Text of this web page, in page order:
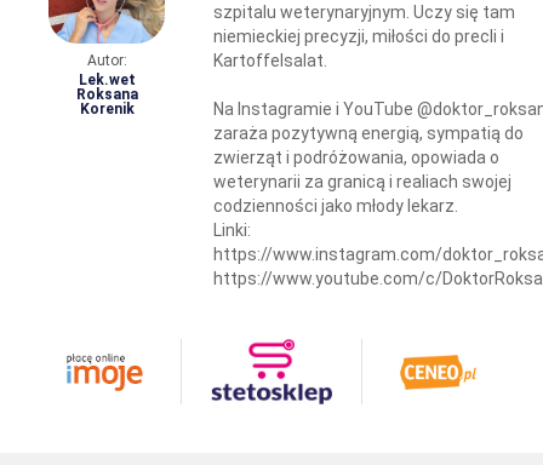
Autor:
Lek.wet
Roksana
Korenik
szpitalu weterynaryjnym. Uczy się tam
niemieckiej precyzji, miłości do precli i
Kartoffelsalat.
Na Instagramie i YouTube
zaraża pozytywną energią, sympatią do
zwierząt i podróżowania, opowiada o
weterynarii za granicą i realiach swojej
codzienności jako młody lekarz.
Linki:
https://www.instagram.com/
https://www.youtube.com/c/